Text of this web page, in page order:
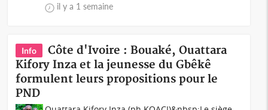
il y a 1 semaine
Info
Côte d'Ivoire : Bouaké, Ouattara
Kifory Inza et la jeunesse du Gbêkê
formulent leurs propositions pour le
PND